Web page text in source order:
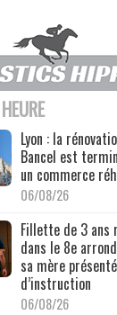
Lyon : la
Bancel est
un commerce
06/08/26
Fillette de 3 ans
dans le 8e
sa mère
d’instruction
06/08/26